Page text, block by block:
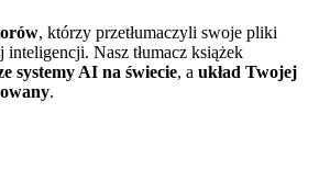
, którzy przetłumaczyli swoje pliki
Nasz tłumacz książek
systemy AI na świecie, a układ Twojej
.